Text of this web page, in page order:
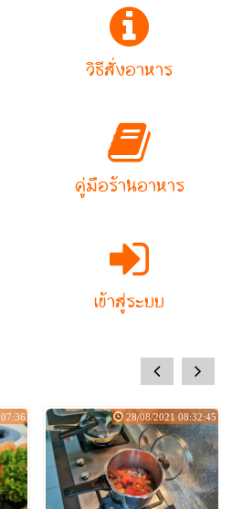
วิธีสั่งอาหาร
คู่มือร้านอาหาร
เข้าสู่ระบบ
28/08/2021 08:32:45 03/07/
prev next